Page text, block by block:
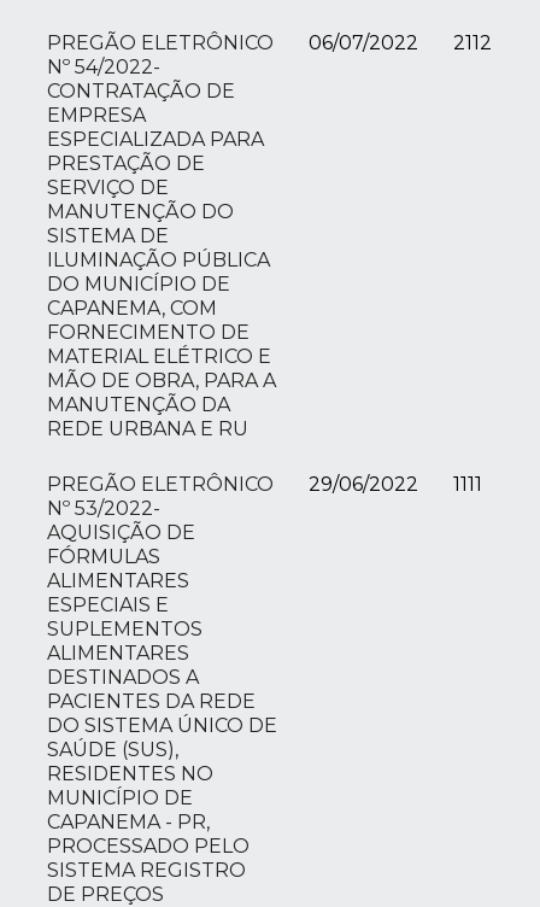
PREGÃO ELETRÔNICO
Nº 54/2022-
CONTRATAÇÃO DE
EMPRESA
ESPECIALIZADA PARA
PRESTAÇÃO DE
SERVIÇO DE
MANUTENÇÃO DO
SISTEMA DE
ILUMINAÇÃO PÚBLICA
DO MUNICÍPIO DE
CAPANEMA, COM
FORNECIMENTO DE
MATERIAL ELÉTRICO E
MÃO DE OBRA, PARA A
MANUTENÇÃO DA
REDE URBANA E RU
06/07/2022 2112
PREGÃO ELETRÔNICO
Nº 53/2022-
AQUISIÇÃO DE
FÓRMULAS
ALIMENTARES
ESPECIAIS E
SUPLEMENTOS
ALIMENTARES
DESTINADOS A
PACIENTES DA REDE
DO SISTEMA ÚNICO DE
SAÚDE (SUS),
RESIDENTES NO
MUNICÍPIO DE
CAPANEMA - PR,
PROCESSADO PELO
SISTEMA REGISTRO
DE PREÇOS
29/06/2022 1111